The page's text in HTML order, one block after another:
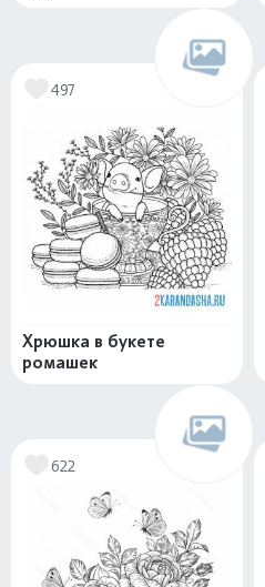
497
Хрюшка в букете
ромашек
622